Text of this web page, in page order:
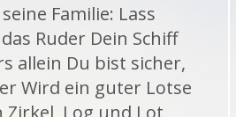
Familie: Lass
Ruder Dein Schiff
allein Du bist sicher,
Wird ein guter Lotse
Zirkel, Log und Lot